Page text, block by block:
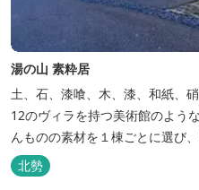
湯の山 素粋居
土、石、漆喰、木、漆、和紙、
12のヴィラを持つ美術館のような宿・素粋居
んものの素材を１棟ごとに選び
ィラをつくりました。現代美術
つらえた空間は、 とびきり居心
北勢